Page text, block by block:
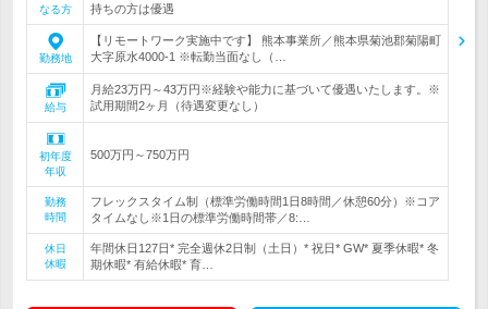
なる方
持ちの方は優遇
勤務地
【リモートワーク実施中です】 熊本事業所／熊本県菊池郡菊陽町
大字原水4000-1 ※転勤当面なし（…
給与
月給23万円～43万円※経験や能力に基づいて優遇いたします。※
試用期間2ヶ月（待遇変更なし）
初年度
年収
500万円～750万円
勤務
時間
フレックスタイム制（標準労働時間1日8時間／休憩60分）※コア
タイムなし※1日の標準労働時間帯／8:…
休日
休暇
年間休日127日* 完全週休2日制（土日）* 祝日* GW* 夏季休暇* 冬
期休暇* 有給休暇* 育…